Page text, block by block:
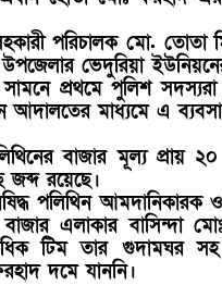
পরিচালক মো. তোতা
ভেদুরিয়া
সামনে প্রথমে পুলিশ
আদালতের মাধ্যমে এ
বাজার মূল্য প্রায়
জব্দ রয়েছে।
পলিথিন আমদানিকারক
বাজার এলাকার
টিম তার গুদামঘর সহ
দমে যাননি।